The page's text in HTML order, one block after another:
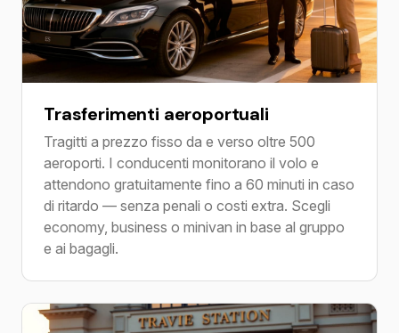
Trasferimenti aeroportuali
Tragitti a prezzo fisso da e verso oltre 500
aeroporti. I conducenti monitorano il volo e
attendono gratuitamente fino a 60 minuti in caso
di ritardo — senza penali o costi extra. Scegli
economy, business o minivan in base al gruppo
e ai bagagli.